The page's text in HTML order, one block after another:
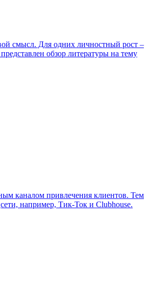
смысл. Для одних личностный рост –
обзор литературы на тему
каналом привлечения клиентов. Тем
например, Тик-Ток и Clubhouse.